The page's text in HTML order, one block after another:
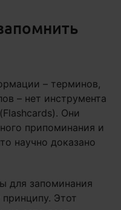
– терминов,
– нет инструмента
Они
припоминания и
научно доказано
для запоминания
Этот